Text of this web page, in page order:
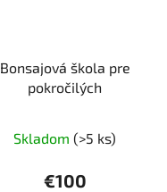
Bonsajová škola pre
pokročilých
Skladom (>5 ks)
€100